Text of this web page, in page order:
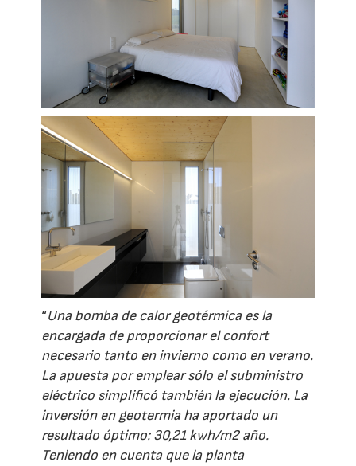
“Una bomba de calor geotérmica es la
encargada de proporcionar el confort
necesario tanto en invierno como en verano.
La apuesta por emplear sólo el subministro
eléctrico simplificó también la ejecución. La
inversión en geotermia ha aportado un
resultado óptimo: 30,21 kwh/m2 año.
Teniendo en cuenta que la planta